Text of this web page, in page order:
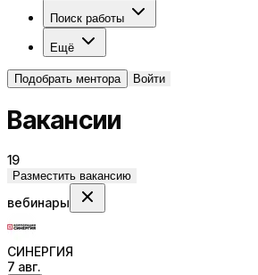
Поиск работы
Ещё
Подобрать ментора Войти
Вакансии
19
Разместить вакансию
вебинары
СИНЕРГИЯ
7 авг.